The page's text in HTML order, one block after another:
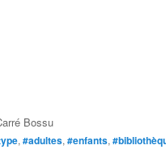
Bossu
, #adultes, #enfants,